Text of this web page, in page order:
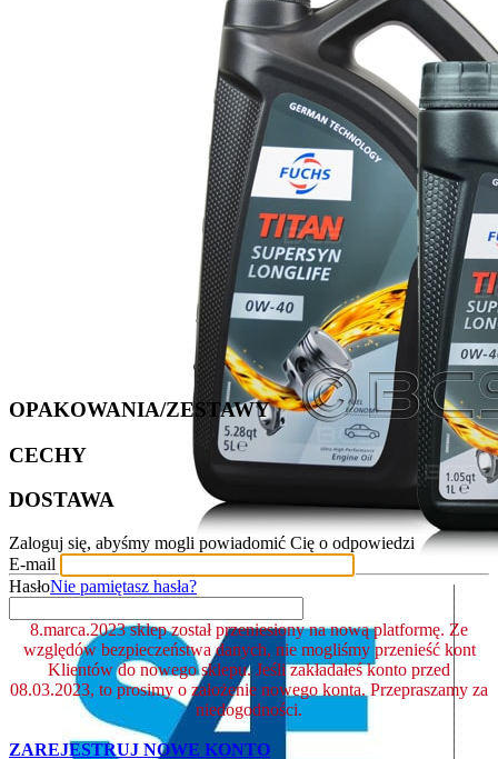
OPAKOWANIA/ZESTAWY
CECHY
DOSTAWA
Zaloguj się, abyśmy mogli powiadomić Cię o odpowiedzi
E-mail
HasłoNie pamiętasz hasła?
8.marca.2023 sklep został przeniesiony na nową platformę. Ze
względów bezpieczeństwa danych, nie mogliśmy przenieść kont
Klientów do nowego sklepu. Jeśli zakładałeś konto przed
08.03.2023, to prosimy o założenie nowego konta. Przepraszamy za
niedogodności.
ZAREJESTRUJ NOWE KONTO